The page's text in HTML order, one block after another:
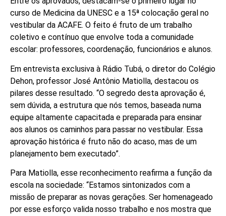
curso de Medicina da UNESC e a 15ª colocação geral no
vestibular da ACAFE. O feito é fruto de um trabalho
coletivo e contínuo que envolve toda a comunidade
escolar: professores, coordenação, funcionários e alunos.
Em entrevista exclusiva à Rádio Tubá, o diretor do Colégio
Dehon, professor José Antônio Matiolla, destacou os
pilares desse resultado. “O segredo desta aprovação é,
sem dúvida, a estrutura que nós temos, baseada numa
equipe altamente capacitada e preparada para ensinar
aos alunos os caminhos para passar no vestibular. Essa
aprovação histórica é fruto não do acaso, mas de um
planejamento bem executado”.
Para Matiolla, esse reconhecimento reafirma a função da
escola na sociedade: “Estamos sintonizados com a
missão de preparar as novas gerações. Ser homenageado
por esse esforço valida nosso trabalho e nos mostra que